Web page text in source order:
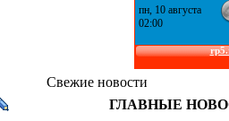
Свежие новости
ГЛАВНЫЕ